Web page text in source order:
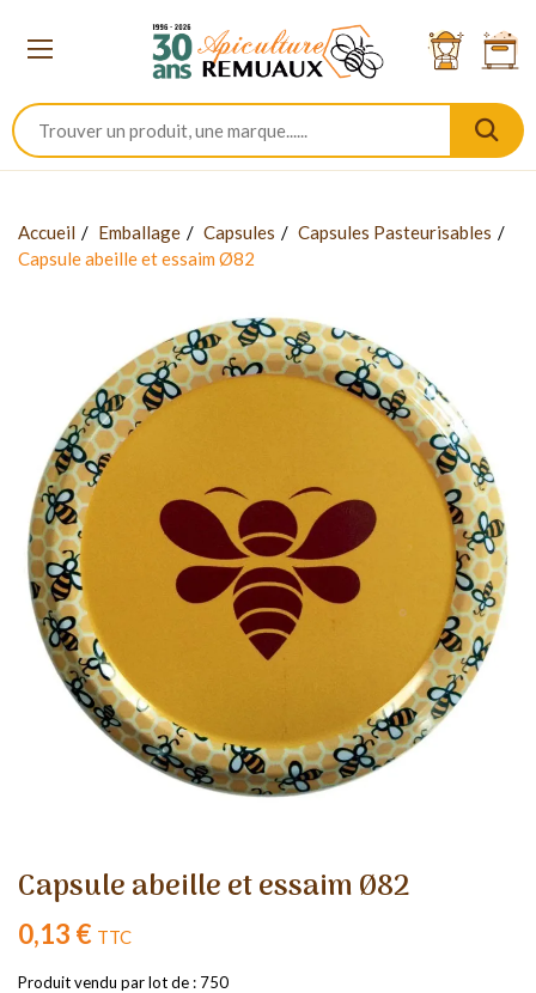
Accueil Emballage Capsules
Capsules Pasteurisables
Capsule abeille et essaim Ø82
Capsule abeille et essaim Ø82
0,13 € TTC
Produit vendu par lot de : 750